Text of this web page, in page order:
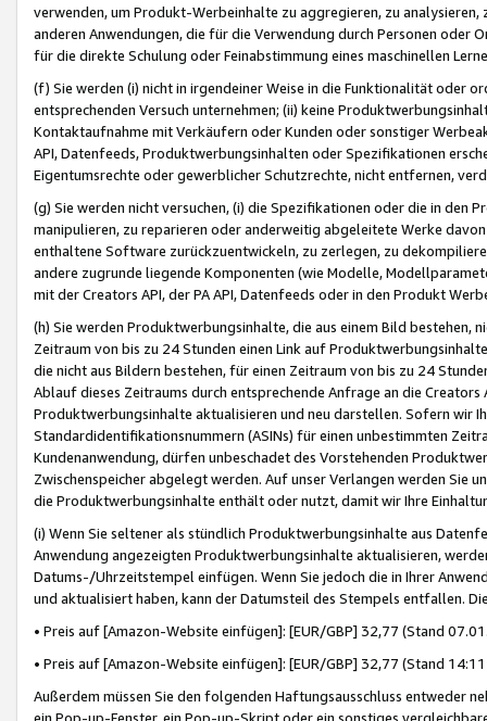
verwenden, um Produkt-Werbeinhalte zu aggregieren, zu
anderen Anwendungen, die für die Verwendung durch Personen
für die direkte Schulung oder Feinabstimmung eines maschinellen
(f) Sie werden (i) nicht in irgendeiner Weise in die Funktionalität oder
entsprechenden Versuch unternehmen; (ii) keine
Kontaktaufnahme mit Verkäufern oder Kunden oder sonstiger
API, Datenfeeds, Produktwerbungsinhalten oder Spezifikationen
Eigentumsrechte oder gewerblicher Schutzrechte, nicht entfernen,
(g) Sie werden nicht versuchen, (i) die Spezifikationen oder die in
manipulieren, zu reparieren oder anderweitig abgeleitete Werke
enthaltene Software zurückzuentwickeln, zu zerlegen, zu
andere zugrunde liegende Komponenten (wie Modelle,
mit der Creators API, der PA API, Datenfeeds oder in den Produkt
(h) Sie werden Produktwerbungsinhalte, die aus einem Bild bestehen,
Zeitraum von bis zu 24 Stunden einen Link auf
die nicht aus Bildern bestehen, für einen Zeitraum von bis zu 24
Ablauf dieses Zeitraums durch entsprechende Anfrage an die
Produktwerbungsinhalte aktualisieren und neu darstellen. Sofern wir
Standardidentifikationsnummern (ASINs) für einen unbestimmten
Kundenanwendung, dürfen unbeschadet des Vorstehenden
Zwischenspeicher abgelegt werden. Auf unser Verlangen werden Sie
die Produktwerbungsinhalte enthält oder nutzt, damit wir Ihre
(i) Wenn Sie seltener als stündlich Produktwerbungsinhalte aus
Anwendung angezeigten Produktwerbungsinhalte aktualisieren,
Datums-/Uhrzeitstempel einfügen. Wenn Sie jedoch die in Ihrer
und aktualisiert haben, kann der Datumsteil des Stempels entfallen.
• Preis auf [Amazon-Website einfügen]: [EUR/GBP] 32,77 (Stand
• Preis auf [Amazon-Website einfügen]: [EUR/GBP] 32,77 (Stand
Außerdem müssen Sie den folgenden Haftungsausschluss entweder
ein Pop-up-Fenster, ein Pop-up-Skript oder ein sonstiges